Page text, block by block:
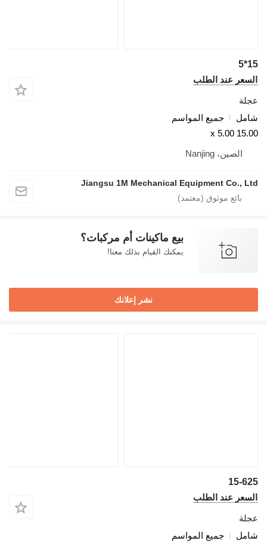
15*5
السعر عند الطلب
عجلة
شامل
جميع المواسم
15.00 x 5.00
الصين، Nanjing
Jiangsu 1M Mechanical Equipment Co., Ltd
بيع ماكينات أم مركبات؟
يمكنك القيام بذلك معنا!
نشر إعلانك
15-625
السعر عند الطلب
عجلة
شامل
جميع المواسم